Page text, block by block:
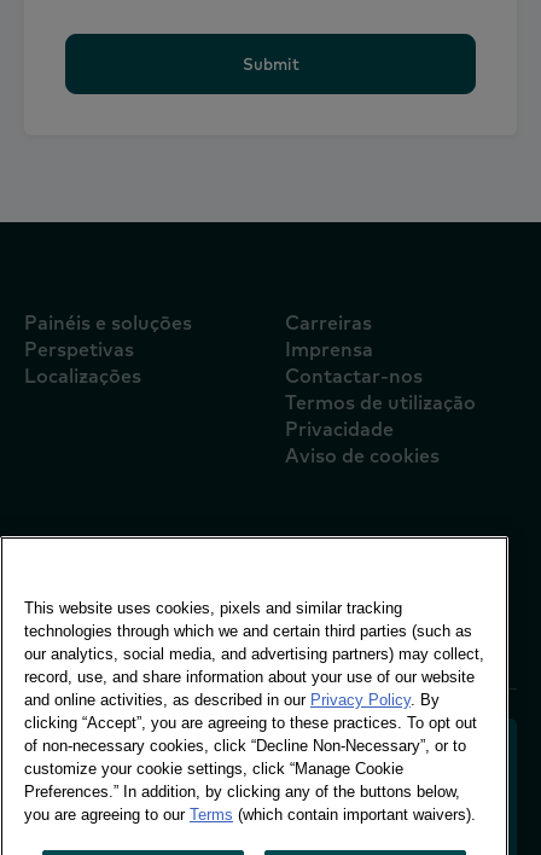
Submit
Painéis e soluções
Perspetivas
Localizações
Carreiras
Imprensa
Contactar-nos
Termos de utilização
Privacidade
Aviso de cookies
Stamford St, London
London SE1 9LQ
T +44 (0)207 076 9000
Descodificar o comportamento dos compradores
para moldar o futuro da sua marca. Transformar
This website uses cookies, pixels and similar tracking
technologies through which we and certain third parties (such as
our analytics, social media, and advertising partners) may collect,
record, use, and share information about your use of our website
and online activities, as described in our Privacy Policy. By
clicking “Accept”, you are agreeing to these practices. To opt out
of non-necessary cookies, click “Decline Non-Necessary”, or to
customize your cookie settings, click “Manage Cookie
Preferences.” In addition, by clicking any of the buttons below,
you are agreeing to our Terms (which contain important waivers).